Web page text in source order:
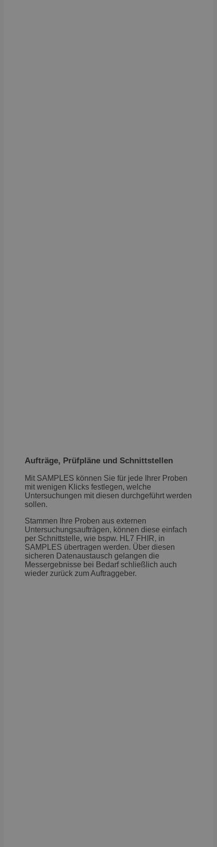
Aufträge, Prüfpläne und Schnittstellen
Mit SAMPLES können Sie für jede Ihrer Proben
mit wenigen Klicks festlegen, welche
Untersuchungen mit diesen durchgeführt werden
sollen.
Stammen Ihre Proben aus externen
Untersuchungsaufträgen, können diese einfach
per Schnittstelle, wie bspw. HL7 FHIR, in
SAMPLES übertragen werden. Über diesen
sicheren Datenaustausch gelangen die
Messergebnisse bei Bedarf schließlich auch
wieder zurück zum Auftraggeber.